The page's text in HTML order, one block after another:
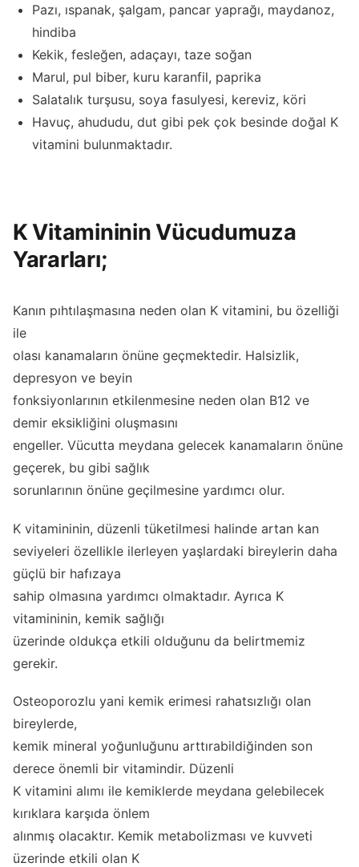
Pazı, ıspanak, şalgam, pancar yaprağı, maydanoz,
hindiba
Kekik, fesleğen, adaçayı, taze soğan
Marul, pul biber, kuru karanfil, paprika
Salatalık turşusu, soya fasulyesi, kereviz, köri
Havuç, ahududu, dut gibi pek çok besinde doğal K
vitamini bulunmaktadır.
K Vitamininin Vücudumuza
Yararları;
Kanın pıhtılaşmasına neden olan K vitamini, bu özelliği
ile
olası kanamaların önüne geçmektedir. Halsizlik,
depresyon ve beyin
fonksiyonlarının etkilenmesine neden olan B12 ve
demir eksikliğini oluşmasını
engeller. Vücutta meydana gelecek kanamaların önüne
geçerek, bu gibi sağlık
sorunlarının önüne geçilmesine yardımcı olur.
K vitamininin, düzenli tüketilmesi halinde artan kan
seviyeleri özellikle ilerleyen yaşlardaki bireylerin daha
güçlü bir hafızaya
sahip olmasına yardımcı olmaktadır. Ayrıca K
vitamininin, kemik sağlığı
üzerinde oldukça etkili olduğunu da belirtmemiz
gerekir.
Osteoporozlu yani kemik erimesi rahatsızlığı olan
bireylerde,
kemik mineral yoğunluğunu arttırabildiğinden son
derece önemli bir vitamindir. Düzenli
K vitamini alımı ile kemiklerde meydana gelebilecek
kırıklara karşıda önlem
alınmış olacaktır. Kemik metabolizması ve kuvveti
üzerinde etkili olan K